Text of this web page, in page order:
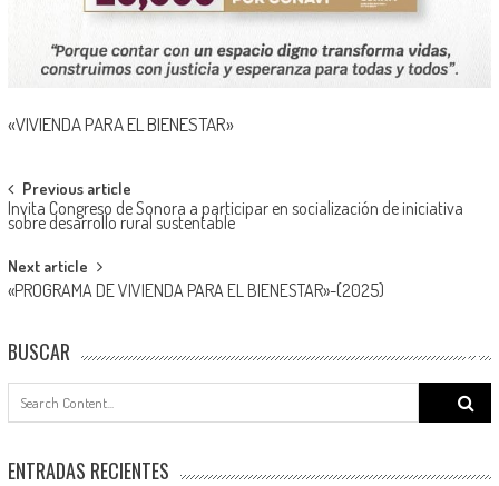
«VIVIENDA PARA EL BIENESTAR»
Post
navigation
Previous article
Invita Congreso de Sonora a participar en socialización de iniciativa
sobre desarrollo rural sustentable
Next article
«PROGRAMA DE VIVIENDA PARA EL BIENESTAR»-(2025)
BUSCAR
Search
for:
ENTRADAS RECIENTES